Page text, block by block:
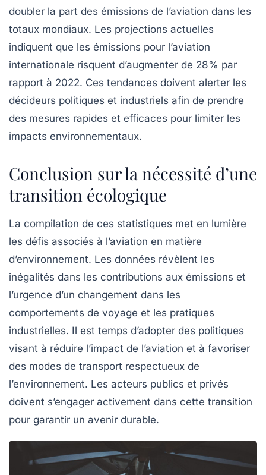
doubler la part des émissions de l’aviation dans les
totaux mondiaux. Les projections actuelles
indiquent que les émissions pour l’aviation
internationale risquent d’augmenter de 28% par
rapport à 2022. Ces tendances doivent alerter les
décideurs politiques et industriels afin de prendre
des mesures rapides et efficaces pour limiter les
impacts environnementaux.
Conclusion sur la nécessité d’une
transition écologique
La compilation de ces statistiques met en lumière
les défis associés à l’aviation en matière
d’environnement. Les données révèlent les
inégalités dans les contributions aux émissions et
l’urgence d’un changement dans les
comportements de voyage et les pratiques
industrielles. Il est temps d’adopter des politiques
visant à réduire l’impact de l’aviation et à favoriser
des modes de transport respectueux de
l’environnement. Les acteurs publics et privés
doivent s’engager activement dans cette transition
pour garantir un avenir durable.